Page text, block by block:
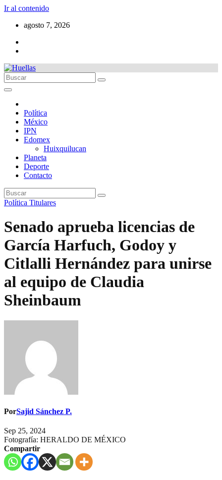
Ir al contenido
agosto 7, 2026
Política
México
IPN
Edomex
Huixquilucan
Planeta
Deporte
Contacto
Política Titulares
Senado aprueba licencias de
García Harfuch, Godoy y
Citlalli Hernández para unirse
al equipo de Claudia
Sheinbaum
PorSajid Sánchez P.
Sep 25, 2024
Fotografía: HERALDO DE MÉXICO
Compartir